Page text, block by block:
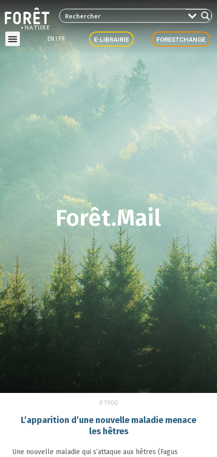
EN FR E-LIBRAIRIE FORESTCHANGE
Forêt.Mail
#1900
L’apparition d’une nouvelle maladie menace
les hêtres
Une nouvelle maladie qui s’attaque aux hêtres (Fagus